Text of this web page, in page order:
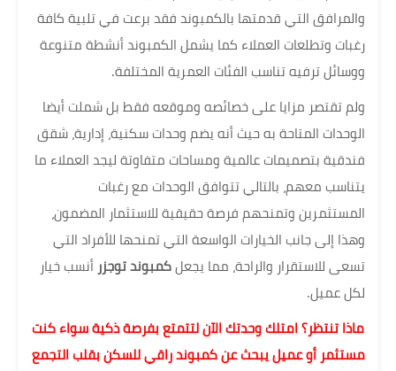
والمرافق التي قدمتها بالكمبوند فقد برعت في تلبية كافة
رغبات وتطلعات العملاء كما يشمل الكمبوند أنشطة متنوعة
ووسائل ترفيه تناسب الفئات العمرية المختلفة.
ولم تقتصر مزايا على خصائصه وموقعه فقط بل شملت أيضا
الوحدات المتاحة به حيث أنه يضم وحدات سكنية، إدارية، شقق
فندقية بتصميمات عالمية ومساحات متفاوتة ليجد العملاء ما
يتناسب معهم، بالتالي تتوافق الوحدات مع رغبات
المستثمرين وتمنحهم فرصة حقيقية للاستثمار المضمون،
وهذا إلى جانب الخيارات الواسعة التي تمنحها للأفراد التي
تسعى للاستقرار والراحة، مما يجعل كمبوند توجزر أنسب خيار
لكل عميل.
ماذا تنتظر؟ امتلك وحدتك الآن لتتمتع بفرصة ذكية سواء كنت
مستثمر أو عميل يبحث عن كمبوند راقي للسكن بقلب التجمع